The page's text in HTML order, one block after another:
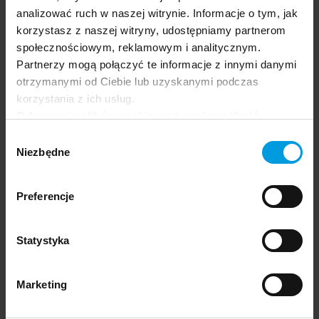
analizować ruch w naszej witrynie. Informacje o tym, jak
korzystasz z naszej witryny, udostępniamy partnerom
społecznościowym, reklamowym i analitycznym.
Partnerzy mogą połączyć te informacje z innymi danymi
otrzymanymi od Ciebie lub uzyskanymi podczas
korzystania z ich usług.
oferowanych na naszej stronie, w tym m.in. z
zgody
Niezbędne
Preferencje
Statystyka
Marketing
promocję tytułów takich wydawców, jak
Blizzard, Activision, czy Konami. Od 2018 roku
działa w dystrybucyjnej platformie cyfrowej
GOG.com, zajmując się komunikacją,
marketingiem i badaniami konsumenckimi.
Prowadzący
Łukasz Szałankiewicz
Audio Lead, doświadczony wykładowca i
praktyk w dziedzinie nowych mediów oraz
skupiają się na zagadnieniach związanych z